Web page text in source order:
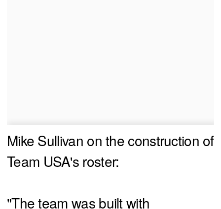
Mike Sullivan on the construction of
Team USA's roster:
"The team was built with